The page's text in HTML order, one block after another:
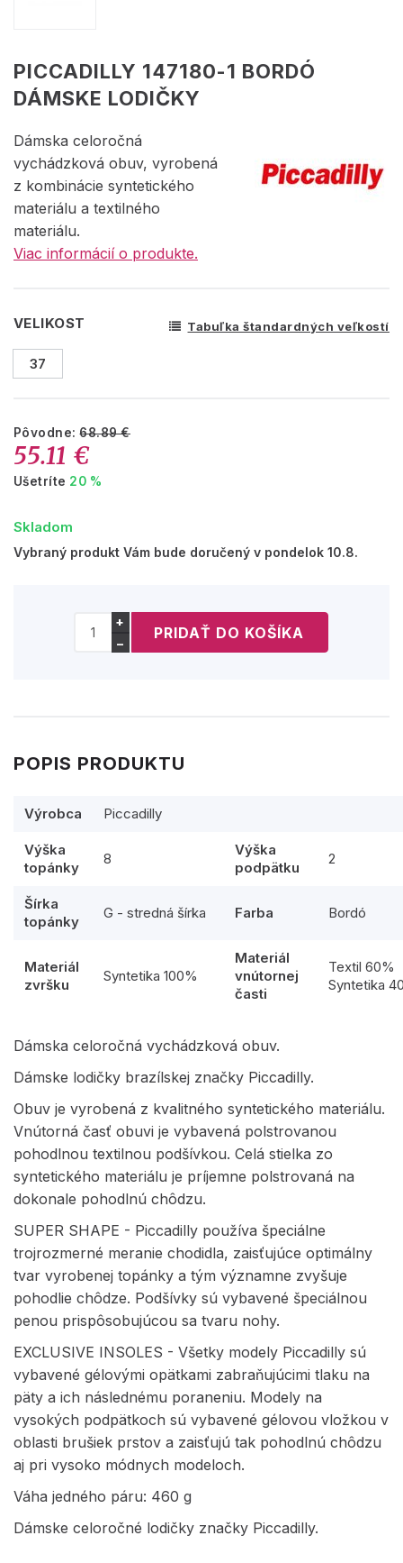
PICCADILLY 147180-1 BORDÓ
DÁMSKE LODIČKY
Dámska celoročná
vychádzková obuv, vyrobená
z kombinácie syntetického
materiálu a textilného
materiálu.
Viac informácií o produkte.
VELIKOST Tabuľka štandardných veľkostí
37
Pôvodne:68.89 €
55.11 €
Ušetríte 20 %
Skladom
Vybraný produkt Vám bude doručený v pondelok 10.8.
+
−
POPIS PRODUKTU
Výrobca Piccadilly
Výška
topánky
8
Výška
podpätku
2
Šírka
topánky
G - stredná šírka Farba Bordó
Materiál
zvršku
Syntetika 100%
Materiál
vnútornej
časti
Textil 60%
Syntetika
Dámska celoročná vychádzková obuv.
Dámske lodičky brazílskej značky Piccadilly.
Obuv je vyrobená z kvalitného syntetického materiálu.
Vnútorná časť obuvi je vybavená polstrovanou
pohodlnou textilnou podšívkou. Celá stielka zo
syntetického materiálu je príjemne polstrovaná na
dokonale pohodlnú chôdzu.
SUPER SHAPE - Piccadilly používa špeciálne
trojrozmerné meranie chodidla, zaisťujúce optimálny
tvar vyrobenej topánky a tým významne zvyšuje
pohodlie chôdze. Podšívky sú vybavené špeciálnou
penou prispôsobujúcou sa tvaru nohy.
EXCLUSIVE INSOLES - Všetky modely Piccadilly sú
vybavené gélovými opätkami zabraňujúcimi tlaku na
päty a ich následnému poraneniu. Modely na
vysokých podpätkoch sú vybavené gélovou vložkou v
oblasti brušiek prstov a zaisťujú tak pohodlnú chôdzu
aj pri vysoko módnych modeloch.
Váha jedného páru: 460 g
Dámske celoročné lodičky značky Piccadilly.